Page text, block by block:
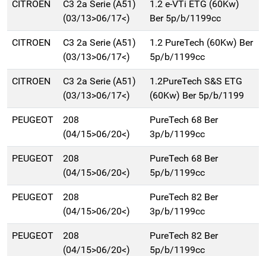
CITROEN
C3 2a Serie (A51)
(03/13>06/17<)
1.2 e-VTi ETG (60Kw)
Ber 5p/b/1199cc
CITROEN
C3 2a Serie (A51)
(03/13>06/17<)
1.2 PureTech (60Kw) Ber
5p/b/1199cc
CITROEN
C3 2a Serie (A51)
(03/13>06/17<)
1.2PureTech S&S ETG
(60Kw) Ber 5p/b/1199
PEUGEOT
208
(04/15>06/20<)
PureTech 68 Ber
3p/b/1199cc
PEUGEOT
208
(04/15>06/20<)
PureTech 68 Ber
5p/b/1199cc
PEUGEOT
208
(04/15>06/20<)
PureTech 82 Ber
3p/b/1199cc
PEUGEOT
208
(04/15>06/20<)
PureTech 82 Ber
5p/b/1199cc